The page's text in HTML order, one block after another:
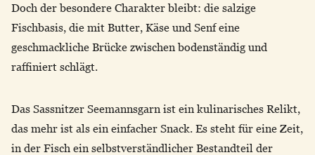
Doch der besondere Charakter bleibt: die salzige
Fischbasis, die mit Butter, Käse und Senf eine
geschmackliche Brücke zwischen bodenständig und
raffiniert schlägt.
Das Sassnitzer Seemannsgarn ist ein kulinarisches Relikt,
das mehr ist als ein einfacher Snack. Es steht für eine Zeit,
in der Fisch ein selbstverständlicher Bestandteil der